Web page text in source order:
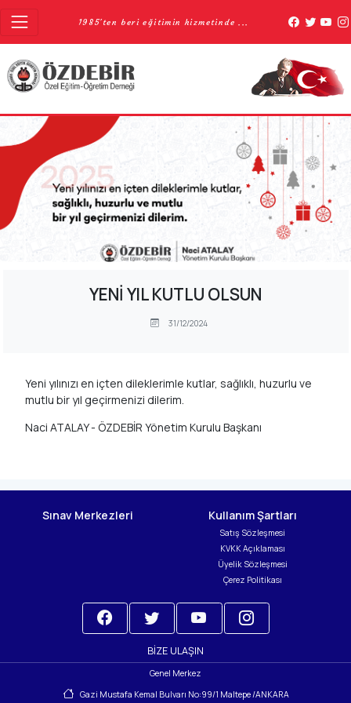
1985'ten beri eğitimin hizmetinde ...
YENİ YIL KUTLU OLSUN
31/12/2024
Yeni yılınızı en içten dileklerimle kutlar, sağlıklı, huzurlu ve
mutlu bir yıl geçirmenizi dilerim.
Naci ATALAY - ÖZDEBİR Yönetim Kurulu Başkanı
Sınav Merkezleri Kullanım Şartları
Satış Sözleşmesi
KVKK Açıklaması
Üyelik Sözleşmesi
Çerez Politikası
BIZE ULAŞIN
Genel Merkez
Gazi Mustafa Kemal Bulvarı No:99/1 Maltepe /ANKARA